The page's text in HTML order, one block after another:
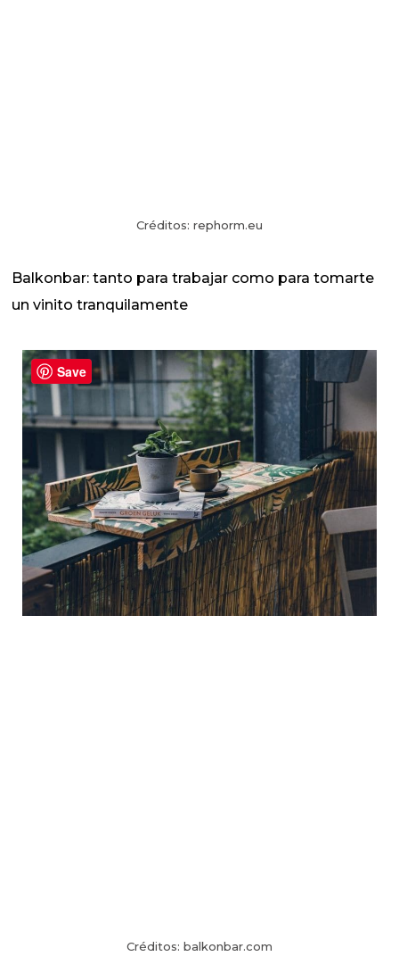
Créditos: rephorm.eu
Balkonbar: tanto para trabajar como para tomarte
un vinito tranquilamente
Créditos: balkonbar.com
Save